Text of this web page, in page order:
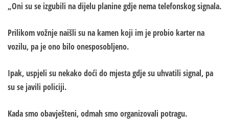
„Oni su se izgubili na dijelu planine gdje nema telefonskog signala.
Prilikom vožnje naišli su na kamen koji im je probio karter na
vozilu, pa je ono bilo onesposobljeno.
Ipak, uspjeli su nekako doći do mjesta gdje su uhvatili signal, pa
su se javili policiji.
Kada smo obavješteni, odmah smo organizovali potragu.